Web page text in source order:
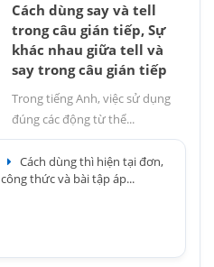
Cách dùng say và tell
trong câu gián tiếp, Sự
khác nhau giữa tell và
say trong câu gián tiếp
Trong tiếng Anh, việc sử dụng
đúng các động từ thể...
Cách dùng thì hiện tại đơn,
công thức và bài tập áp...